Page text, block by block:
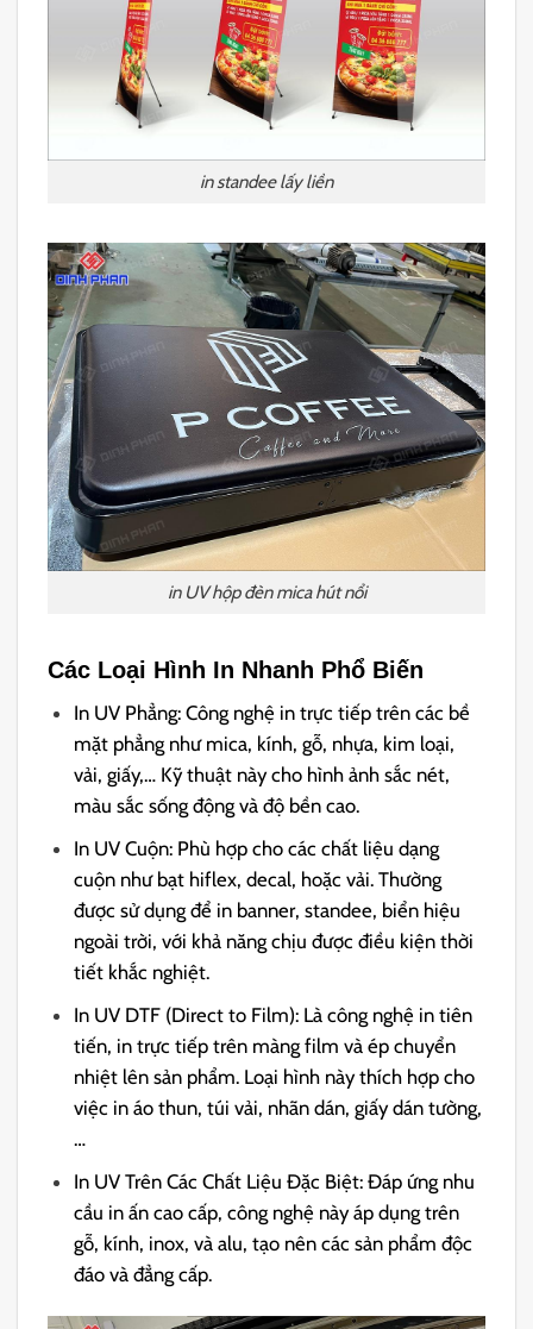
in standee lấy liền
in UV hộp đèn mica hút nổi
Các Loại Hình In Nhanh Phổ Biến
In UV Phẳng: Công nghệ in trực tiếp trên các bề
mặt phẳng như mica, kính, gỗ, nhựa, kim loại,
vải, giấy,… Kỹ thuật này cho hình ảnh sắc nét,
màu sắc sống động và độ bền cao.
In UV Cuộn: Phù hợp cho các chất liệu dạng
cuộn như bạt hiflex, decal, hoặc vải. Thường
được sử dụng để in banner, standee, biển hiệu
ngoài trời, với khả năng chịu được điều kiện thời
tiết khắc nghiệt.
In UV DTF (Direct to Film): Là công nghệ in tiên
tiến, in trực tiếp trên màng film và ép chuyển
nhiệt lên sản phẩm. Loại hình này thích hợp cho
việc in áo thun, túi vải, nhãn dán, giấy dán tường,
…
In UV Trên Các Chất Liệu Đặc Biệt: Đáp ứng nhu
cầu in ấn cao cấp, công nghệ này áp dụng trên
gỗ, kính, inox, và alu, tạo nên các sản phẩm độc
đáo và đẳng cấp.